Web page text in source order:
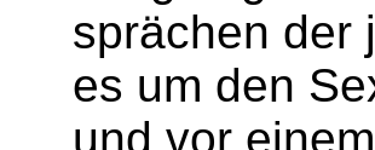
sprächen der
es um den
und vor